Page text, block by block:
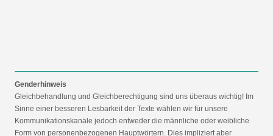
Genderhinweis
Gleichbehandlung und Gleichberechtigung sind uns überaus wichtig! Im
Sinne einer besseren Lesbarkeit der Texte wählen wir für unsere
Kommunikationskanäle jedoch entweder die männliche oder weibliche
Form von personenbezogenen Hauptwörtern. Dies impliziert aber